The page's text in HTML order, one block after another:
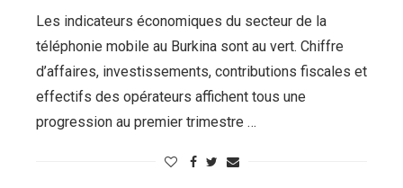
Les indicateurs économiques du secteur de la
téléphonie mobile au Burkina sont au vert. Chiffre
d’affaires, investissements, contributions fiscales et
effectifs des opérateurs affichent tous une
progression au premier trimestre …